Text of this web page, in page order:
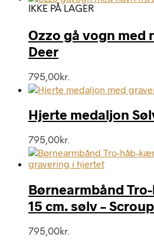
IKKE PÅ LAGER
Ozzo gå vogn med
Deer
795,00kr.
Hjerte medaljon
795,00kr.
Børnearmbånd
15 cm. sølv –
795,00kr.